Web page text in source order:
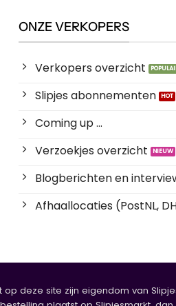
ONZE VERKOPERS
Verkopers overzicht
Slipjes abonnementen
Coming up ...
Verzoekjes overzicht
Blogberichten en
Afhaallocaties (PostNL,
deze site zijn eigendom van